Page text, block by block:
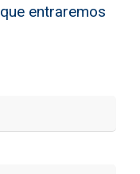
entraremos